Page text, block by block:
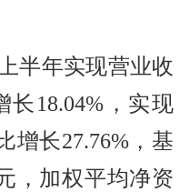
半年实现营业收
长18.04%，实现
增长27.76%，基
，加权平均净资